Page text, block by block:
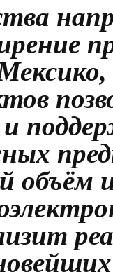
объём